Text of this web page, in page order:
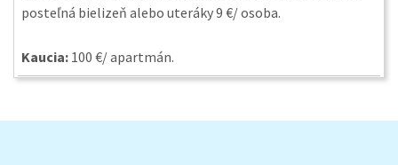
posteľná bielizeň alebo uteráky 9 €/ osoba.
Kaucia: 100 €/ apartmán.